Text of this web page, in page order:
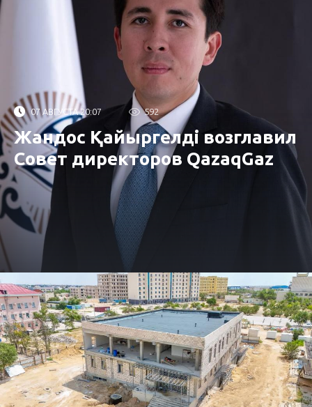
07 АВГУСТА 20:07 592
Жандос Қайыргелді возглавил
Совет директоров QazaqGaz